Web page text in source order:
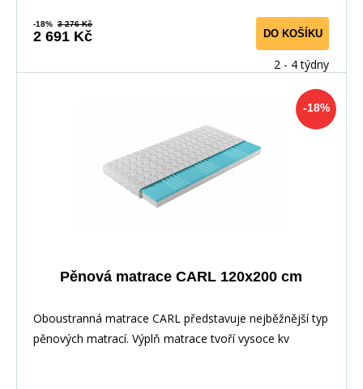
-18% 3 276 Kč
2 691 Kč DO KOŠÍKU
2 - 4 týdny
-18%
Pěnová matrace CARL 120x200 cm
Oboustranná matrace CARL představuje nejběžnější typ
pěnových matrací. Výplň matrace tvoří vysoce kv